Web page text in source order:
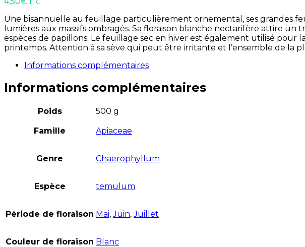
Une bisannuelle au feuillage particulièrement ornemental, ses grandes
lumières aux massifs ombragés. Sa floraison blanche nectarifère attire un
espèces de papillons. Le feuillage sec en hiver est également utilisé pour
printemps. Attention à sa sève qui peut être irritante et l’ensemble de la
Informations complémentaires
Informations complémentaires
Poids 500 g
Famille Apiaceae
Genre Chaerophyllum
Espèce temulum
Période de floraison Mai,Juin,Juillet
Couleur de floraison Blanc